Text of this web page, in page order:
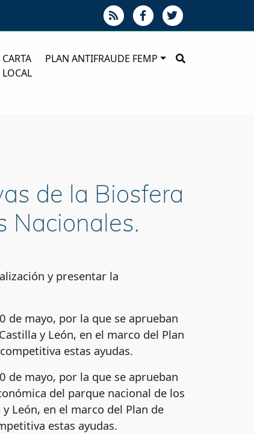
CARTA
LOCAL
PLAN ANTIFRAUDE FEMP
de la Biosfera
Nacionales.
y presentar la
de mayo, por la que se aprueban
y León, en el marco del Plan
estas ayudas.
de mayo, por la que se aprueban
del parque nacional de los
León, en el marco del Plan de
estas ayudas.